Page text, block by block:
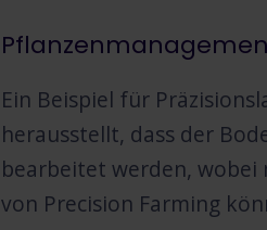
Ein Beispiel für
herausstellt, dass der
bearbeitet werden, wobei
von Precision Farming